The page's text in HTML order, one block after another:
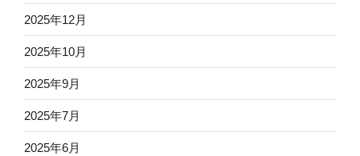
2025年12月
2025年10月
2025年9月
2025年7月
2025年6月